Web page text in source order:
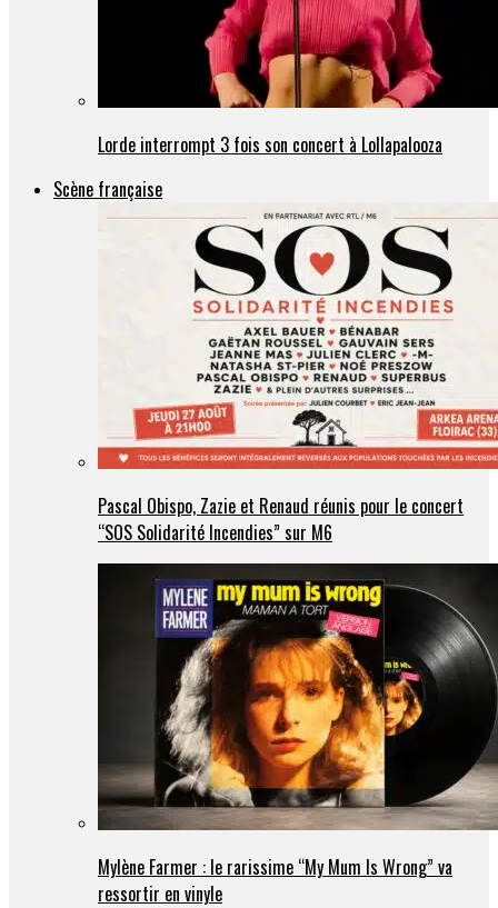
Lorde interrompt 3 fois son concert à Lollapalooza
Scène française
Pascal Obispo, Zazie et Renaud réunis pour le concert
“SOS Solidarité Incendies” sur M6
Mylène Farmer : le rarissime “My Mum Is Wrong” va
ressortir en vinyle